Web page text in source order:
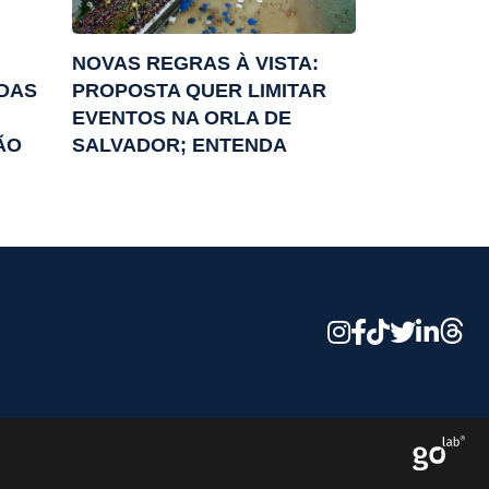
NOVAS REGRAS À VISTA:
PROPOSTA QUER LIMITAR
EVENTOS NA ORLA DE
SALVADOR; ENTENDA